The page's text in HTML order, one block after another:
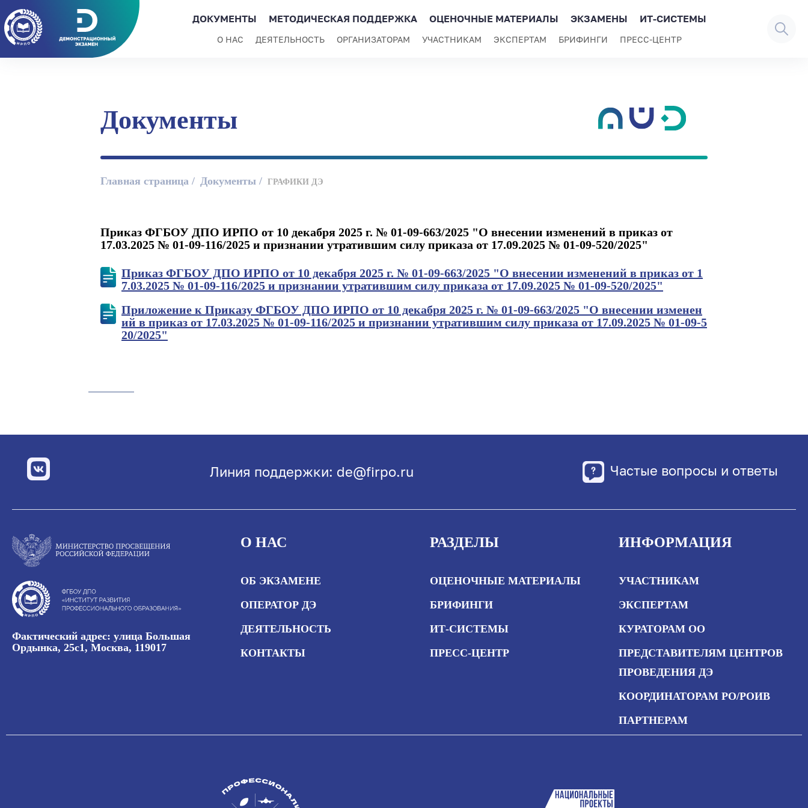
ДОКУМЕНТЫ МЕТОДИЧЕСКАЯ ПОДДЕРЖКА ОЦЕНОЧНЫЕ МАТЕРИАЛЫ ЭКЗАМЕНЫ ИТ-СИСТЕМЫ
О НАС ДЕЯТЕЛЬНОСТЬ ОРГАНИЗАТОРАМ УЧАСТНИКАМ ЭКСПЕРТАМ БРИФИНГИ ПРЕСС-ЦЕНТР
Документы
Главная страница Документы ГРАФИКИ ДЭ
Приказ ФГБОУ ДПО ИРПО от 10 декабря 2025 г. № 01-09-663/2025 "О внесении изменений в приказ от
17.03.2025 № 01-09-116/2025 и признании утратившим силу приказа от 17.09.2025 № 01-09-520/2025"
Приказ ФГБОУ ДПО ИРПО от 10 декабря 2025 г. № 01-09-663/2025 "О внесении изменений в приказ от 1
7.03.2025 № 01-09-116/2025 и признании утратившим силу приказа от 17.09.2025 № 01-09-520/2025"
Приложение к Приказу ФГБОУ ДПО ИРПО от 10 декабря 2025 г. № 01-09-663/2025 "О внесении изменен
ий в приказ от 17.03.2025 № 01-09-116/2025 и признании утратившим силу приказа от 17.09.2025 № 01-09-5
20/2025"
Линия поддержки: de@firpo.ru Частые вопросы и ответы
Фактический адрес: улица Большая
Ордынка, 25с1, Москва, 119017
О НАС
ОБ ЭКЗАМЕНЕ
ОПЕРАТОР ДЭ
ДЕЯТЕЛЬНОСТЬ
КОНТАКТЫ
РАЗДЕЛЫ
ОЦЕНОЧНЫЕ МАТЕРИАЛЫ
БРИФИНГИ
ИТ-СИСТЕМЫ
ПРЕСС-ЦЕНТР
ИНФОРМАЦИЯ
УЧАСТНИКАМ
ЭКСПЕРТАМ
КУРАТОРАМ ОО
ПРЕДСТАВИТЕЛЯМ ЦЕНТРОВ
ПРОВЕДЕНИЯ ДЭ
КООРДИНАТОРАМ РО/РОИВ
ПАРТНЕРАМ